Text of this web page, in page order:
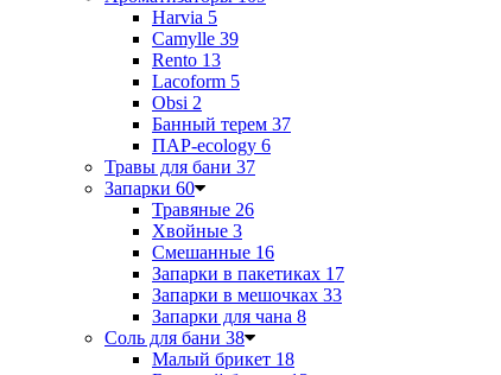
Harvia 5
Camylle 39
Rento 13
Lacoform 5
Obsi 2
Банный терем 37
ПАР-ecology 6
Травы для бани 37
Запарки 60
Травяные 26
Хвойные 3
Смешанные 16
Запарки в пакетиках 17
Запарки в мешочках 33
Запарки для чана 8
Соль для бани 38
Малый брикет 18